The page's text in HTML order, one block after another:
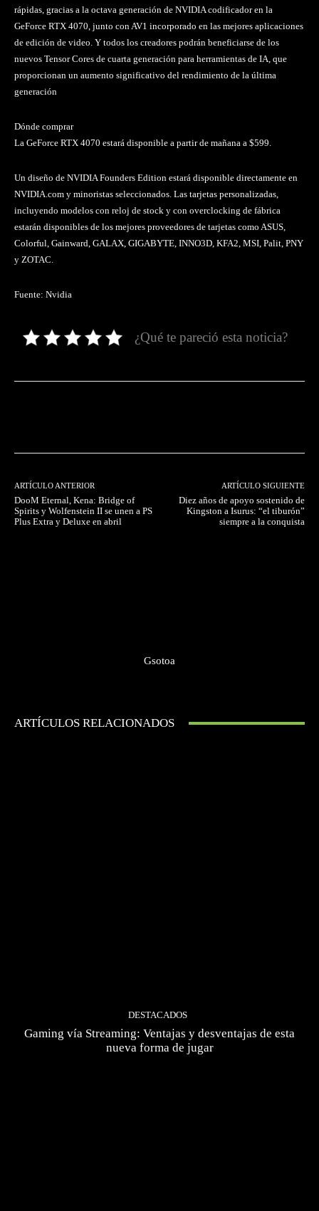
rápidas, gracias a la octava generación de NVIDIA codificador en la
GeForce RTX 4070, junto con AV1 incorporado en las mejores aplicaciones
de edición de video. Y todos los creadores podrán beneficiarse de los
nuevos Tensor Cores de cuarta generación para herramientas de IA, que
proporcionan un aumento significativo del rendimiento de la última
generación
Dónde comprar
La GeForce RTX 4070 estará disponible a partir de mañana a $599.
Un diseño de NVIDIA Founders Edition estará disponible directamente en
NVIDIA.com y minoristas seleccionados. Las tarjetas personalizadas,
incluyendo modelos con reloj de stock y con overclocking de fábrica
estarán disponibles de los mejores proveedores de tarjetas como ASUS,
Colorful, Gainward, GALAX, GIGABYTE, INNO3D, KFA2, MSI, Palit, PNY
y ZOTAC.
Fuente: Nvidia
¿Qué te pareció esta noticia?
ARTÍCULO ANTERIOR
DooM Eternal, Kena: Bridge of
Spirits y Wolfenstein II se unen a PS
Plus Extra y Deluxe en abril
ARTÍCULO SIGUIENTE
Diez años de apoyo sostenido de
Kingston a Isurus: “el tiburón”
siempre a la conquista
Gsotoa
ARTÍCULOS RELACIONADOS
DESTACADOS
Gaming vía Streaming: Ventajas y desventajas de esta
nueva forma de jugar